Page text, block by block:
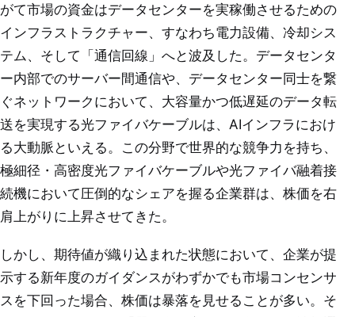
がて市場の資金はデータセンターを実稼働させるための
インフラストラクチャー、すなわち電力設備、冷却シス
テム、そして「通信回線」へと波及した。データセンタ
ー内部でのサーバー間通信や、データセンター同士を繋
ぐネットワークにおいて、大容量かつ低遅延のデータ転
送を実現する光ファイバケーブルは、AIインフラにおけ
る大動脈といえる。この分野で世界的な競争力を持ち、
極細径・高密度光ファイバケーブルや光ファイバ融着接
続機において圧倒的なシェアを握る企業群は、株価を右
肩上がりに上昇させてきた。
しかし、期待値が織り込まれた状態において、企業が提
示する新年度のガイダンスがわずかでも市場コンセンサ
スを下回った場合、株価は暴落を見せることが多い。そ